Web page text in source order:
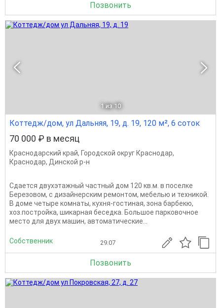
Позвонить
1 из 10
Коттедж/дом, ул Дальняя, 19, д. 19, 120 м², 6 соток
70 000 ₽ в месяц
Краснодарский край, Городской округ Краснодар,
Краснодар, Динской р-н
Сдается двухэтажный частный дом 120 кв.м. в поселке
Березовом, с дизайнерским ремонтом, мебелью и техникой.
В доме четыре комнаты, кухня-гостиная, зона барбекю,
хоз.постройка, шикарная беседка. Большое парковочное
место для двух машин, автоматические...
Собственник 29.07
Позвонить